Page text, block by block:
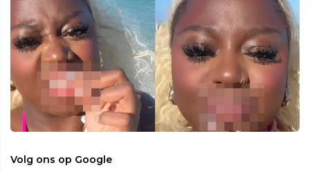
Volg ons op Google